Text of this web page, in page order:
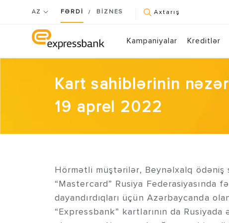
AZ FƏRDİ / BİZNES Axtarış
Kampaniyalar Kreditlər
Kart sahiblərinin
19 aprel 2022
Hörmətli müştərilər, Beynəlxalq ödəniş
“Mastercard” Rusiya Federasiyasında
dayandırdıqları üçün Azərbaycanda
“Expressbank” kartlarının da Rusiyada